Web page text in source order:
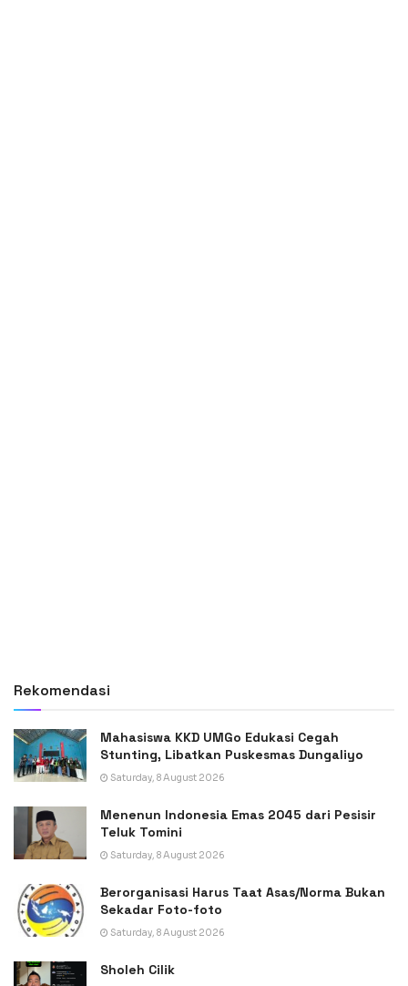
Rekomendasi
Mahasiswa KKD UMGo Edukasi Cegah
Stunting, Libatkan Puskesmas Dungaliyo
Saturday, 8 August 2026
Menenun Indonesia Emas 2045 dari Pesisir
Teluk Tomini
Saturday, 8 August 2026
Berorganisasi Harus Taat Asas/Norma Bukan
Sekadar Foto-foto
Saturday, 8 August 2026
Sholeh Cilik